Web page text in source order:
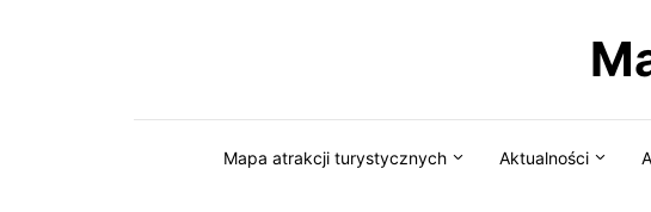
Mapa atrakcji turystycznych Aktualności